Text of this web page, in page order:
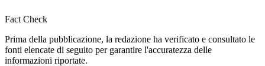
Fact Check
Prima della pubblicazione, la redazione ha verificato e consultato le
fonti elencate di seguito per garantire l'accuratezza delle
informazioni riportate.